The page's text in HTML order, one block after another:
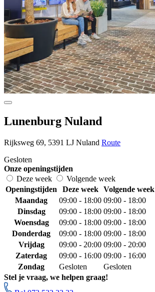
Lunenburg Nuland
Rijksweg 69, 5391 LJ Nuland Route
Gesloten
Onze openingstijden
Deze week
Volgende week
Openingstijden
Deze week
Volgende week
Maandag
09:00 - 18:00 09:00 - 18:00
Dinsdag
09:00 - 18:00 09:00 - 18:00
Woensdag
09:00 - 18:00 09:00 - 18:00
Donderdag
09:00 - 18:00 09:00 - 18:00
Vrijdag
09:00 - 20:00 09:00 - 20:00
Zaterdag
09:00 - 16:00 09:00 - 16:00
Zondag
Gesloten
Gesloten
Stel je vraag, we helpen graag!